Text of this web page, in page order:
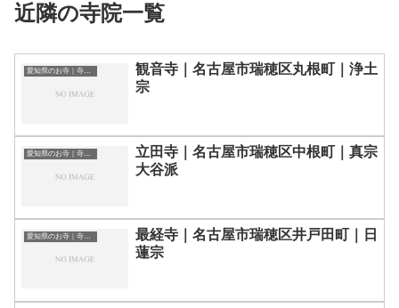
近隣の寺院一覧
愛知県のお寺｜寺院一覧
観音寺｜名古屋市瑞穂区丸根町｜浄土
宗
愛知県のお寺｜寺院一覧
立田寺｜名古屋市瑞穂区中根町｜真宗
大谷派
愛知県のお寺｜寺院一覧
最経寺｜名古屋市瑞穂区井戸田町｜日
蓮宗